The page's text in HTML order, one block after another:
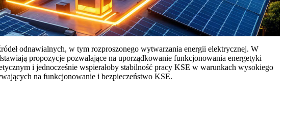
odnawialnych, w tym rozproszonego wytwarzania energii elektrycznej. W
propozycje pozwalające na uporządkowanie funkcjonowania energetyki
i jednocześnie wspierałoby stabilność pracy KSE w warunkach wysokiego
na funkcjonowanie i bezpieczeństwo KSE.